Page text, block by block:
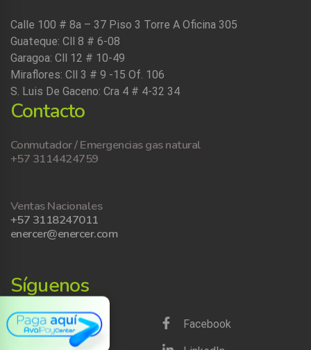
Calle 100 # 8a – 37 Piso 3 Torre A Oficina 305
Guateque: Cll 8 # 6-08
Garagoa: Cll 12 # 10-49
Miraflores: Cll 3 # 9 -15 Of. 106
S. Luis De Gaceno: Cra 4 # 4-32 34
Contacto
Conmutador / Emergencias gas natural
+57 3114424759
Ventas Nacionales
+57 3118247011
enercer@enercer.com
Síguenos
Twitter Facebook